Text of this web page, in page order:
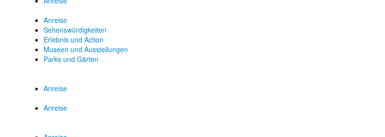
Anreise
Sehenswürdigkeiten
Erlebnis und Action
Museen und Ausstellungen
Parks und Gärten
Anreise
Anreise